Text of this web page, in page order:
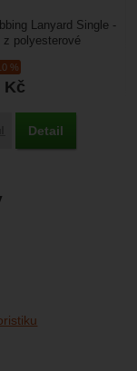
%
Kč
Porovnat
Detail
Lanyard Single -
z polyesterové